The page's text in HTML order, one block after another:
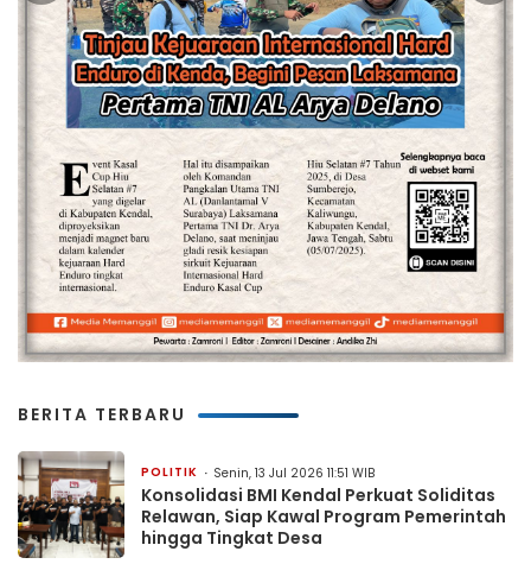
BERITA TERBARU
POLITIK Senin, 13 Jul 2026 11:51 WIB
Konsolidasi BMI Kendal Perkuat Soliditas
Relawan, Siap Kawal Program Pemerintah
hingga Tingkat Desa